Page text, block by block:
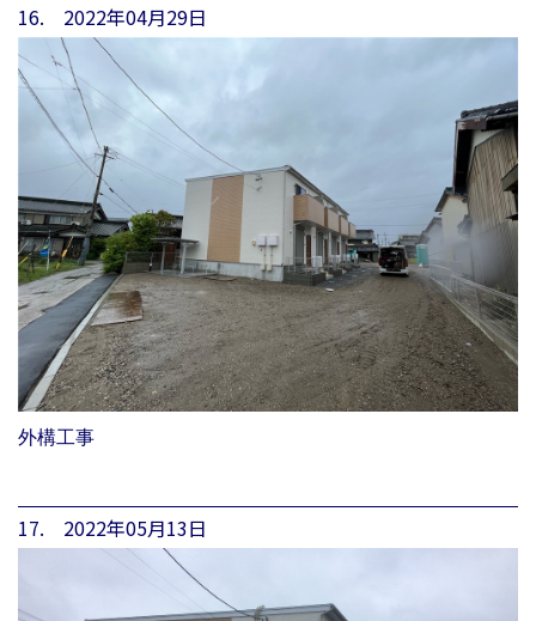
16. 2022年04月29日
外構工事
17. 2022年05月13日